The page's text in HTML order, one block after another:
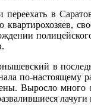
в
в
по-настоящему
Выросло много